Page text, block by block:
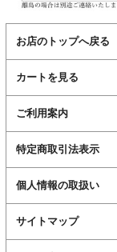
お店のトップへ戻る
カートを見る
ご利用案内
特定商取引法表示
個人情報の取扱い
サイトマップ